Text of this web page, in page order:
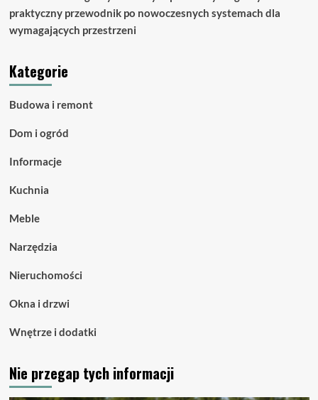
praktyczny przewodnik po nowoczesnych systemach dla
wymagających przestrzeni
Kategorie
Budowa i remont
Dom i ogród
Informacje
Kuchnia
Meble
Narzędzia
Nieruchomości
Okna i drzwi
Wnętrze i dodatki
Nie przegap tych informacji